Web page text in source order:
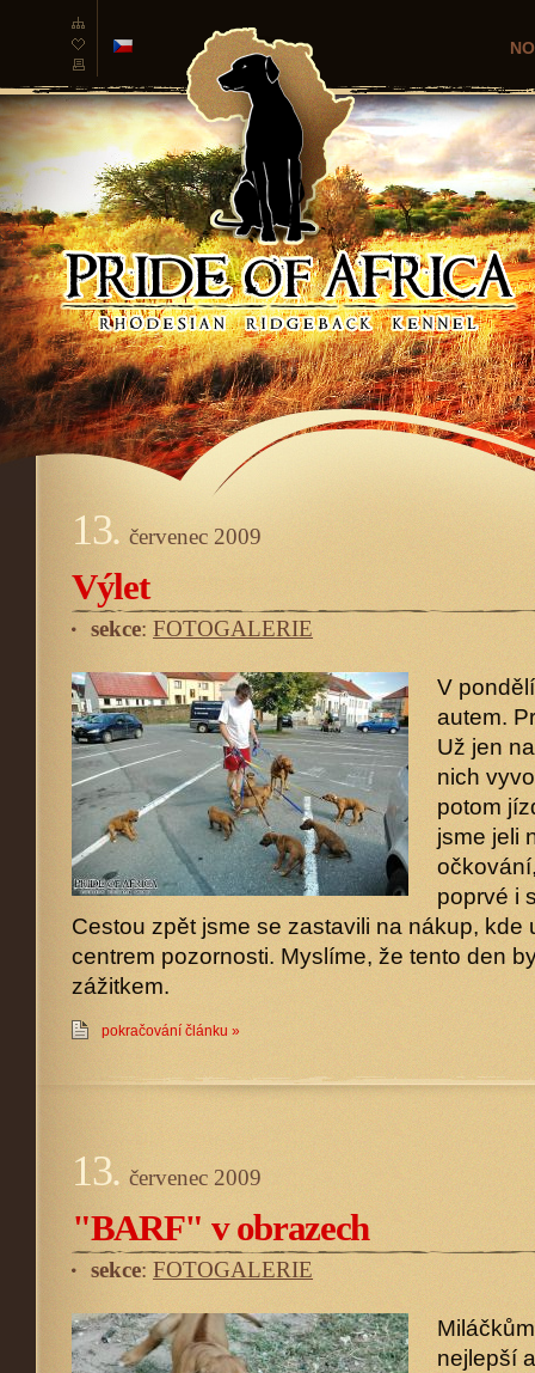
česká
13.červenec 2009
Výlet
sekce: FOTOGALERIE
V
autem.
Už jen
nich
potom
jsme jeli
poprvé i
Cestou zpět jsme se zastavili na nákup, kde
centrem pozornosti. Myslíme, že tento den
zážitkem.
pokračování článku »
13.červenec 2009
"BARF" v obrazech
sekce: FOTOGALERIE
nejlepší